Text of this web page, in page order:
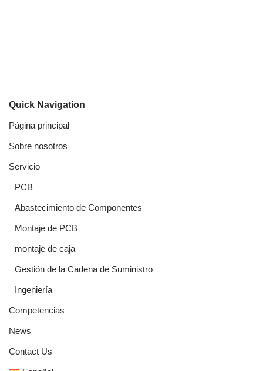
Quick Navigation
Página principal
Sobre nosotros
Servicio
PCB
Abastecimiento de Componentes
Montaje de PCB
montaje de caja
Gestión de la Cadena de Suministro
Ingeniería
Competencias
News
Contact Us